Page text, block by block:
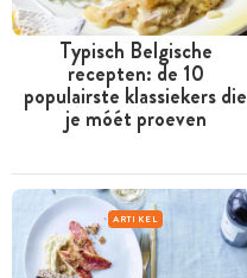
Typisch Belgische
recepten: de 10
populairste klassiekers die
je móét proeven
ARTIKEL